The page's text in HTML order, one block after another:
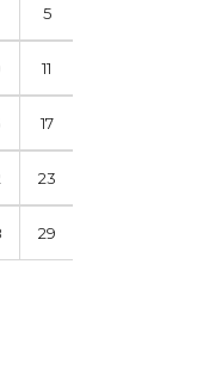
5
11
17
23
29